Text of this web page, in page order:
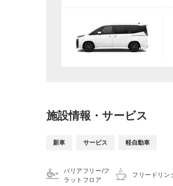
施設情報・サービス
新車 サービス 軽自動車
バリアフリー/フ
ラットフロア
フリードリン